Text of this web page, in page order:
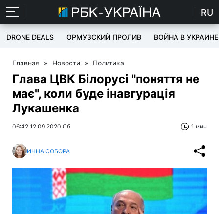
RU
DRONE DEALS ОРМУЗСКИЙ ПРОЛИВ ВОЙНА В УКРАИНЕ
Главная » Новости » Политика
Глава ЦВК Білорусі "поняття не
має", коли буде інавгурація
Лукашенка
06:42 12.09.2020 Сб 1 мин
ИННА СОБОРА